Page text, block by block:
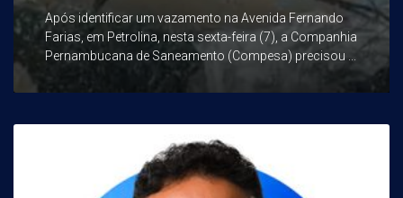
Após identificar um vazamento na Avenida Fernando
Farias, em Petrolina, nesta sexta-feira (7), a Companhia
Pernambucana de Saneamento (Compesa) precisou ...